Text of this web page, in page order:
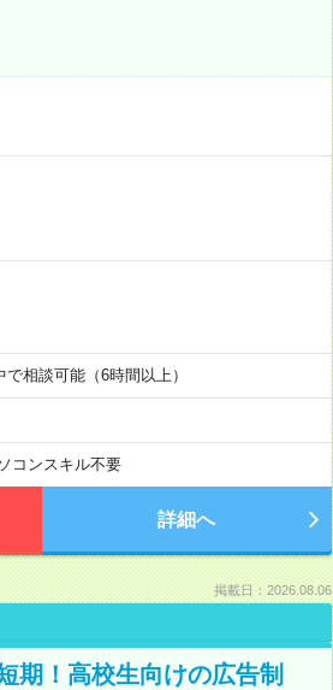
相談可能（6時間以上）
コンスキル不要
詳細へ
掲載日：2026.08.06
期！高校生向けの広告制